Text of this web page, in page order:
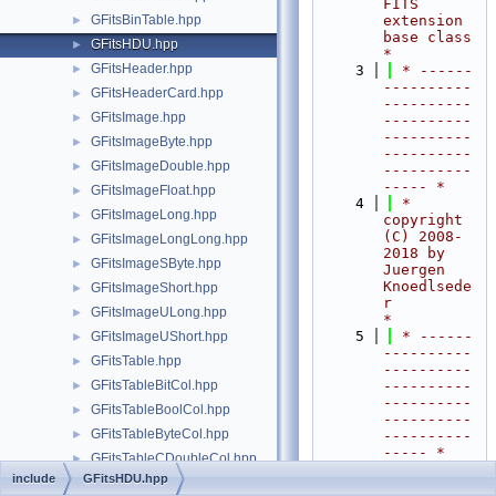
► GFitsBinTable.hpp
► GFitsHDU.hpp
► GFitsHeader.hpp
► GFitsHeaderCard.hpp
► GFitsImage.hpp
► GFitsImageByte.hpp
► GFitsImageDouble.hpp
► GFitsImageFloat.hpp
► GFitsImageLong.hpp
► GFitsImageLongLong.hpp
► GFitsImageSByte.hpp
► GFitsImageShort.hpp
► GFitsImageULong.hpp
► GFitsImageUShort.hpp
► GFitsTable.hpp
► GFitsTableBitCol.hpp
► GFitsTableBoolCol.hpp
► GFitsTableByteCol.hpp
► GFitsTableCDoubleCol.hpp
► GFitsTableCFloatCol.hpp
FITS
extension
base class
*
    3
* ------
----------
----------
----------
----------
----------
----------
----- *
    4
*
copyright
(C) 2008-
2018 by
Juergen
Knoedlsede
r
*
    5
* ------
----------
----------
----------
----------
----------
----------
----- *
include GFitsHDU.hpp